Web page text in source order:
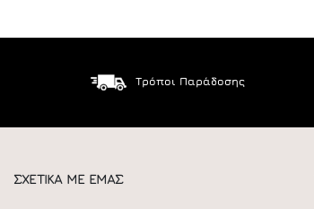
Τρόποι Παράδοσης
ΣΧΕΤΙΚΑ ΜΕ ΕΜΑΣ